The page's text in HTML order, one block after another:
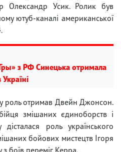
Олександр Усик. Ролик був
ютуб-каналі американської
з РФ Синецька отримала
роль отримав Двейн Джонсон.
змішаних єдиноборств і
роль українського
бойових мистецтв Ігоря
боїв переміг Керра.